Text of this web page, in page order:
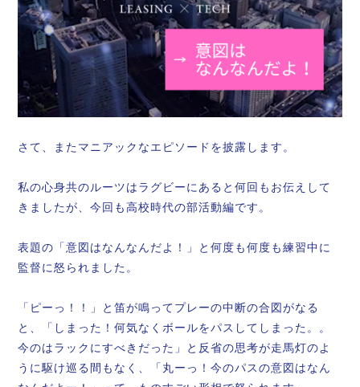
さて、またマニアックなエピソードを披露します。
私の心身共のルーツはラグビーにあると何回もお伝えして
きましたが、今回も高校時代の部活動編です。
表題の「意図はなんなんだよ！」と何度も何度も練習中に
監督に怒られました。
「ピーっ！！」と笛が鳴ってプレーの中断の合図がなる
と、「しまった！何気なくボールをパスしてしまった。。
今のはラックにすべきだった」と反省の思考が走馬灯のよ
うに駆け巡る間もなく、「丸ーっ！今のパスの意図はなん